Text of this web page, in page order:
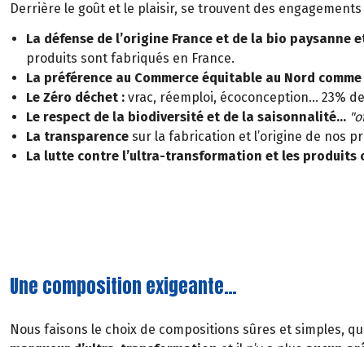
Derrière le goût et le plaisir, se trouvent des
La défense de l’origine France et de la bio paysanne
produits sont fabriqués en France.
La préférence au Commerce équitable au Nord comme
Le Zéro déchet : vrac, réemploi, écoconception… 23%
Le respect de la biodiversité et de la saisonnalité…
La transparence sur la fabrication et l’origine de nos
La lutte contre l’ultra-transformation et les produits
Une composition exigeante…
Nous faisons le choix de compositions sûres et simples,